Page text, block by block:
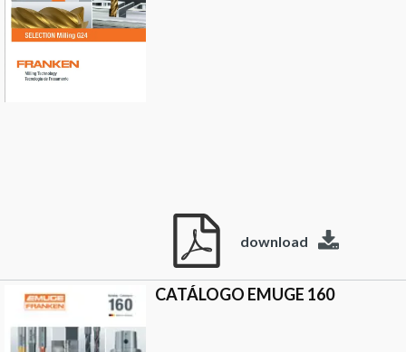
download
CATÁLOGO EMUGE 160